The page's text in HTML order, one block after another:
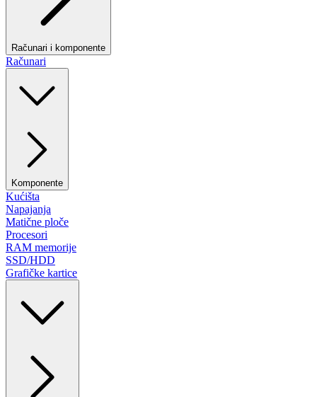
Računari i komponente
Računari
Komponente
Kućišta
Napajanja
Matične ploče
Procesori
RAM memorije
SSD/HDD
Grafičke kartice